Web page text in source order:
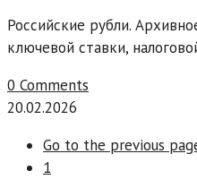
Российские рубли.
ключевой ставки,
0 Comments
20.02.2026
Go to the previous
1